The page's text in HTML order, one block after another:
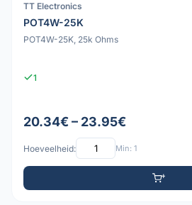
TT Electronics
POT4W-25K
POT4W-25K, 25k Ohms
1
20.34€ – 23.95€
Hoeveelheid: Min: 1